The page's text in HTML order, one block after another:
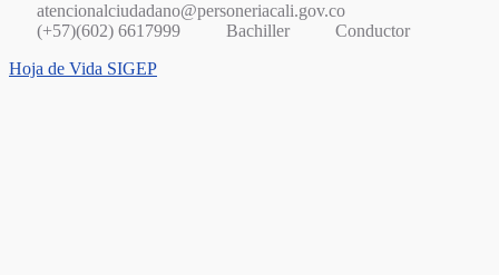
atencionalciudadano@personeriacali.gov.co
(+57)(602) 6617999
Bachiller
Conductor
Hoja de Vida SIGEP